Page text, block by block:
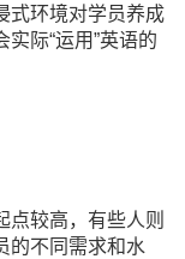
式环境对学员养成
际“运用”英语的
较高，有些人则
的不同需求和水